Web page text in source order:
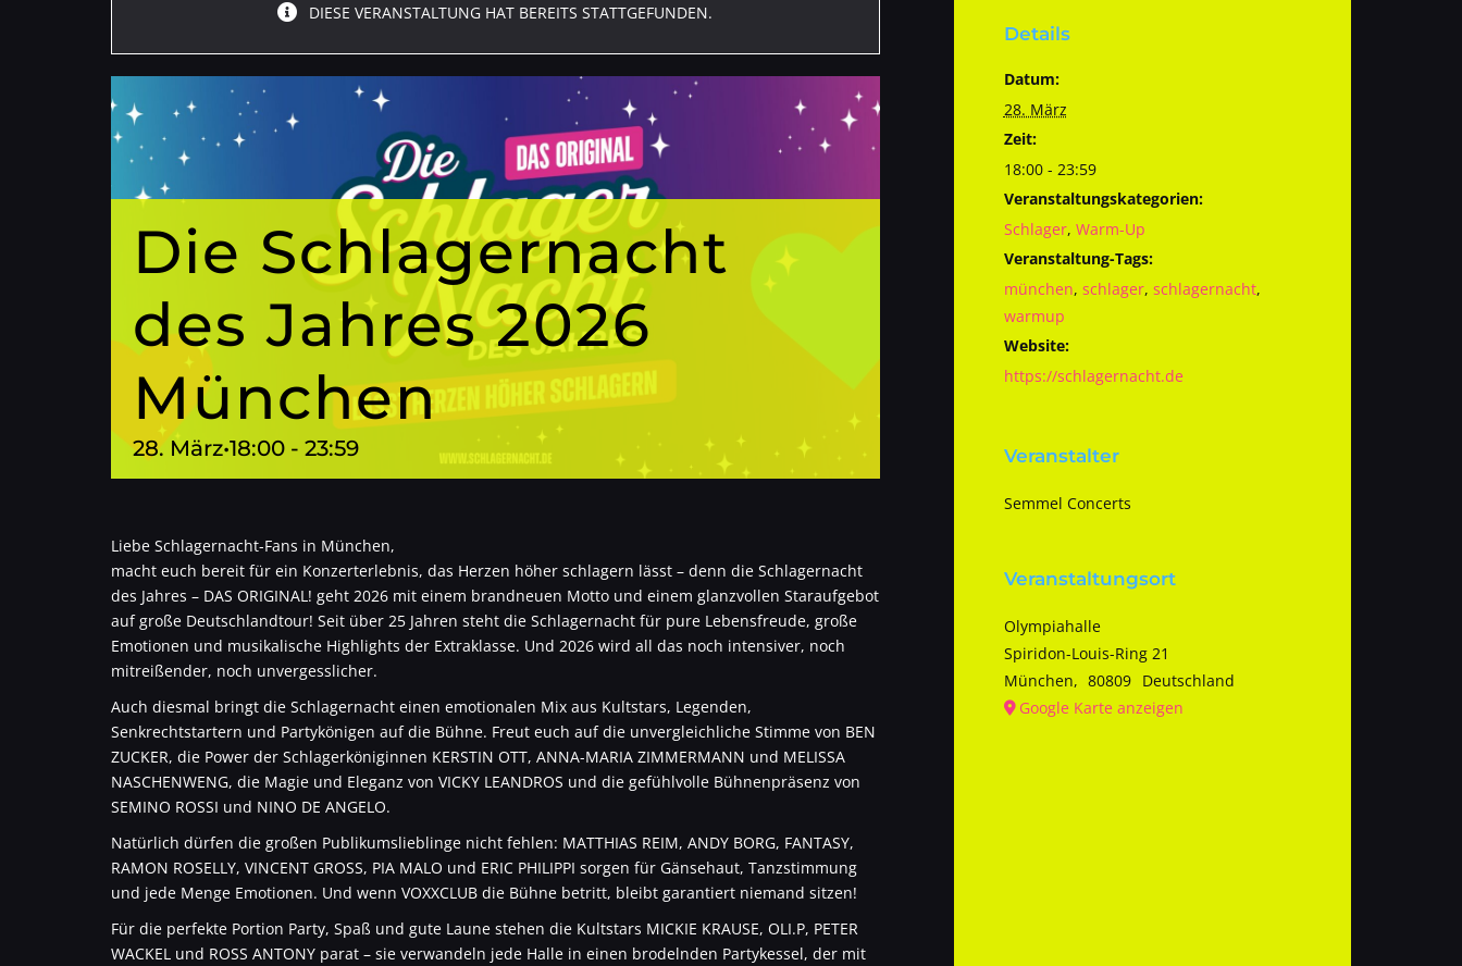
DIESE VERANSTALTUNG HAT BEREITS STATTGEFUNDEN.
Die Schlagernacht
des Jahres 2026
München
28. März•18:00 - 23:59
Liebe Schlagernacht-Fans in München,
macht euch bereit für ein Konzerterlebnis, das Herzen höher schlagern lässt – denn die Schlagernacht
des Jahres – DAS ORIGINAL! geht 2026 mit einem brandneuen Motto und einem glanzvollen Staraufgebot
auf große Deutschlandtour! Seit über 25 Jahren steht die Schlagernacht für pure Lebensfreude, große
Emotionen und musikalische Highlights der Extraklasse. Und 2026 wird all das noch intensiver, noch
mitreißender, noch unvergesslicher.
Auch diesmal bringt die Schlagernacht einen emotionalen Mix aus Kultstars, Legenden,
Senkrechtstartern und Partykönigen auf die Bühne. Freut euch auf die unvergleichliche Stimme von BEN
ZUCKER, die Power der Schlagerköniginnen KERSTIN OTT, ANNA-MARIA ZIMMERMANN und MELISSA
NASCHENWENG, die Magie und Eleganz von VICKY LEANDROS und die gefühlvolle Bühnenpräsenz von
SEMINO ROSSI und NINO DE ANGELO.
Natürlich dürfen die großen Publikumslieblinge nicht fehlen: MATTHIAS REIM, ANDY BORG, FANTASY,
RAMON ROSELLY, VINCENT GROSS, PIA MALO und ERIC PHILIPPI sorgen für Gänsehaut, Tanzstimmung
und jede Menge Emotionen. Und wenn VOXXCLUB die Bühne betritt, bleibt garantiert niemand sitzen!
Für die perfekte Portion Party, Spaß und gute Laune stehen die Kultstars MICKIE KRAUSE, OLI.P, PETER
WACKEL und ROSS ANTONY parat – sie verwandeln jede Halle in einen brodelnden Partykessel, der mit
Details
Datum:
28. März
Zeit:
18:00 - 23:59
Veranstaltungskategorien:
Schlager, Warm-Up
Veranstaltung-Tags:
münchen, schlager, schlagernacht,
warmup
Website:
https://schlagernacht.de
Veranstalter
Semmel Concerts
Veranstaltungsort
Olympiahalle
Spiridon-Louis-Ring 21
München, 80809 Deutschland
Google Karte anzeigen